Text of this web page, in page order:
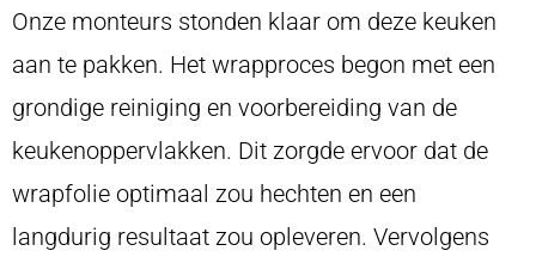
Onze monteurs stonden klaar om deze keuken
aan te pakken. Het wrapproces begon met een
grondige reiniging en voorbereiding van de
keukenoppervlakken. Dit zorgde ervoor dat de
wrapfolie optimaal zou hechten en een
langdurig resultaat zou opleveren. Vervolgens